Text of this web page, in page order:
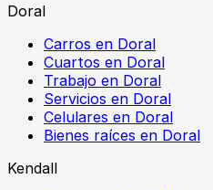
Doral
Carros en Doral
Cuartos en Doral
Trabajo en Doral
Servicios en Doral
Celulares en Doral
Bienes raíces en Doral
Kendall